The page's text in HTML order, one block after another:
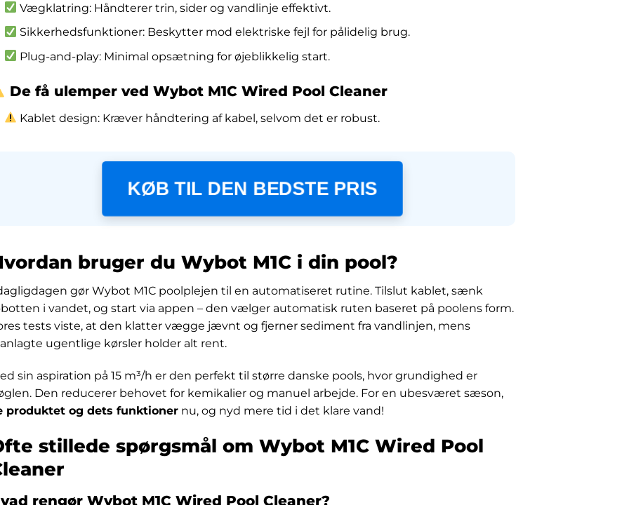
Vægklatring: Håndterer trin, sider og vandlinje effektivt.
Sikkerhedsfunktioner: Beskytter mod elektriske fejl for pålidelig brug.
Plug-and-play: Minimal opsætning for øjeblikkelig start.
De få ulemper ved Wybot M1C Wired Pool Cleaner
Kablet design: Kræver håndtering af kabel, selvom det er robust.
KØB TIL DEN BEDSTE PRIS
bruger du Wybot M1C i din pool?
gør Wybot M1C poolplejen til en automatiseret rutine. Tilslut kablet, sænk
i vandet, og start via appen – den vælger automatisk ruten baseret på poolens form.
tests viste, at den klatter vægge jævnt og fjerner sediment fra vandlinjen, mens
ugentlige kørsler holder alt rent.
sin aspiration på 15 m³/h er den perfekt til større danske pools, hvor grundighed er
Den reducerer behovet for kemikalier og manuel arbejde. For en ubesværet sæson,
produktet og dets funktioner nu, og nyd mere tid i det klare vand!
stillede spørgsmål om Wybot M1C Wired Pool
rengør Wybot M1C Wired Pool Cleaner?